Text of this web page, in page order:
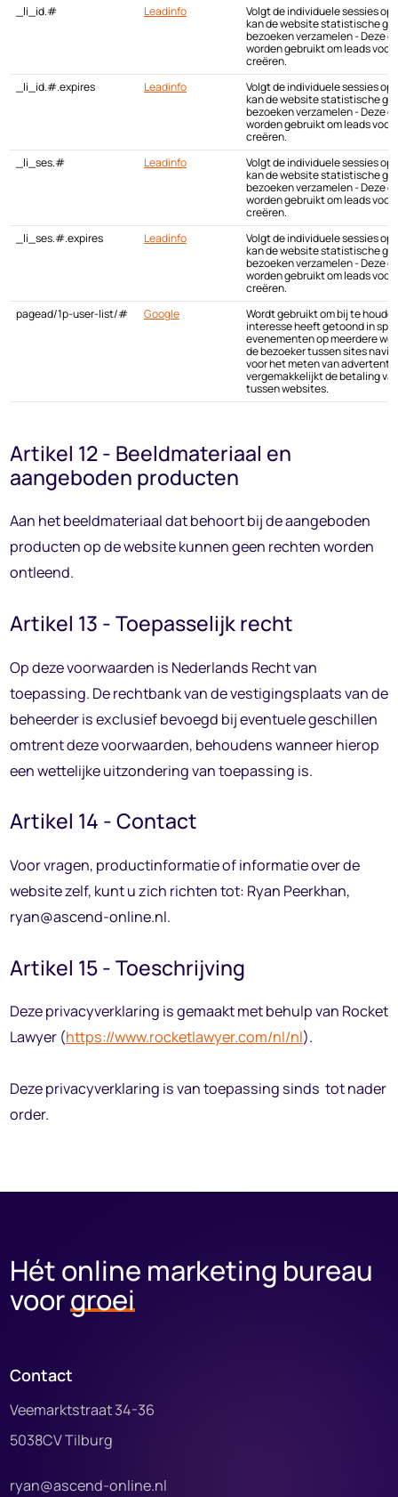
_li_id.# Leadinfo
Volgt de individuele sessies op
kan de website statistische
bezoeken verzamelen - Deze
worden gebruikt om leads
creëren.
_li_id.#.expires
Leadinfo
Volgt de individuele sessies op
kan de website statistische
bezoeken verzamelen - Deze
worden gebruikt om leads
creëren.
_li_ses.#
Leadinfo
Volgt de individuele sessies op
kan de website statistische
bezoeken verzamelen - Deze
worden gebruikt om leads
creëren.
_li_ses.#.expires
Leadinfo
Volgt de individuele sessies op
kan de website statistische
bezoeken verzamelen - Deze
worden gebruikt om leads
creëren.
pagead/1p-user-list/#
Google
Wordt gebruikt om bij te
interesse heeft getoond in
evenementen op meerdere
de bezoeker tussen sites
voor het meten van
vergemakkelijkt de betaling
tussen websites.
Artikel 12 - Beeldmateriaal en
aangeboden producten
Aan het beeldmateriaal dat behoort bij de aangeboden
producten op de website kunnen geen rechten worden
ontleend.
Artikel 13 - Toepasselijk recht
Op deze voorwaarden is Nederlands Recht van
toepassing. De rechtbank van de vestigingsplaats van de
beheerder is exclusief bevoegd bij eventuele geschillen
omtrent deze voorwaarden, behoudens wanneer hierop
een wettelijke uitzondering van toepassing is.
Artikel 14 - Contact
Voor vragen, productinformatie of informatie over de
website zelf, kunt u zich richten tot: Ryan Peerkhan,
ryan@ascend-online.nl.
Artikel 15 - Toeschrijving
Deze privacyverklaring is gemaakt met behulp van Rocket
Lawyer (https://www.rocketlawyer.com/nl/nl).
Deze privacyverklaring is van toepassing sinds tot nader
order.
Hét online marketing bureau
voorgroei
Contact
Veemarktstraat 34-36
5038CV Tilburg
ryan@ascend-online.nl